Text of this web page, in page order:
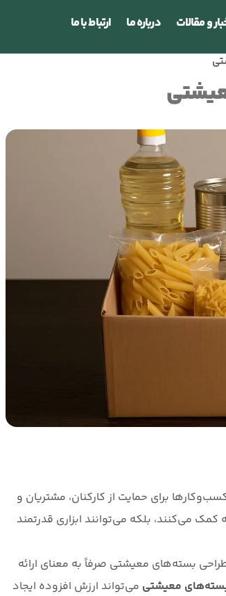
و مقالات درباره ما ارتباط با ما
برای حمایت از کارکنان، مشتریان و
می‌کنند، بلکه می‌توانند ابزاری قدرتمند
بسته‌های معیشتی صرفاً به معنای ارائه
بسته‌های معیشتی می‌تواند ارزش افزوده ایجاد